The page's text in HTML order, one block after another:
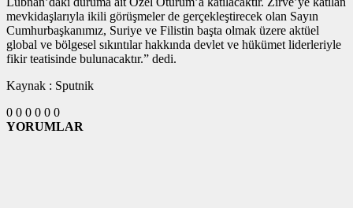
mevkidaşlarıyla ikili görüşmeler de gerçekleştirecek olan Sayın
Cumhurbaşkanımız, Suriye ve Filistin başta olmak üzere aktüel
global ve bölgesel sıkıntılar hakkında devlet ve hükümet liderleriyle
fikir teatisinde bulunacaktır.” dedi.
Kaynak : Sputnik
0 0 0 0 0 0
YORUMLAR